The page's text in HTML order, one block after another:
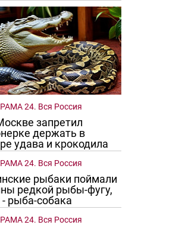
Ростовчане смотрите в оба
24. Вся Россия
запретил
держать в
удава и крокодила
24. Вся Россия
рыбаки поймали
редкой рыбы-фугу,
рыба-собака
24. Вся Россия